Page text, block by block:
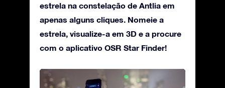
estrela na constelação de Antlia em
apenas alguns cliques. Nomeie a
estrela, visualize-a em 3D e a procure
com o aplicativo OSR Star Finder!